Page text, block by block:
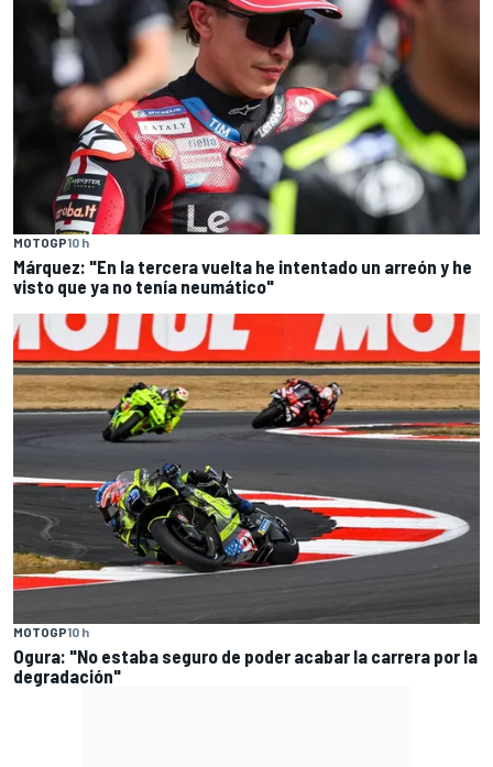
MOTOGP10 h
Márquez: "En la tercera vuelta he intentado un arreón y he
visto que ya no tenía neumático"
MOTOGP10 h
Ogura: "No estaba seguro de poder acabar la carrera por la
degradación"